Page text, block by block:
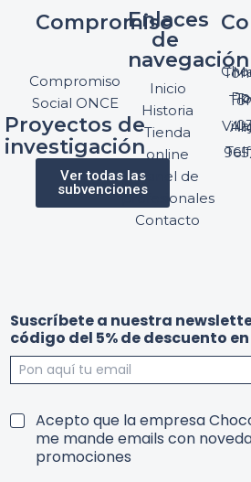
Compromiso
Compromiso
Social ONCE
Proyectos de
investigación
Ver todas las
subvenciones
Enlaces
de
navegación
Inicio
Historia
Tienda
online
Panel de
profesionales
Contacto
Pol. Ind.
03570
o
d
a
c
i
u
n
r
i
b
Suscríbete a nuestra
código del 5% de descuento
T
Acepto que la empresa
me mande emails con
promociones